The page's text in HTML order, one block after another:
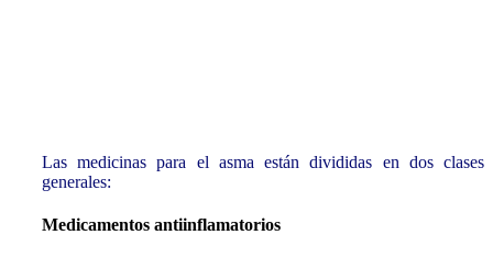
Las medicinas para el asma están divididas en dos clases
generales:
Medicamentos antiinflamatorios